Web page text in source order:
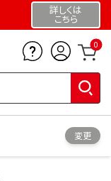
詳しくは
こちら
0
変更